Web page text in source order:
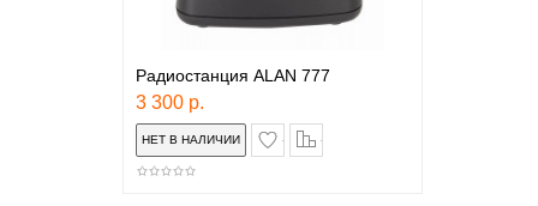
Радиостанция ALAN 777
3 300 р.
в закладки